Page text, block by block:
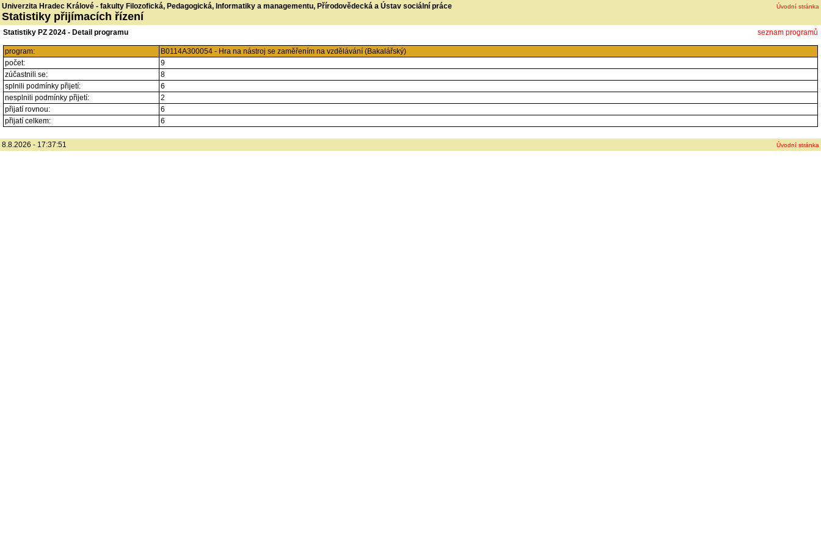
Univerzita Hradec Králové - fakulty Filozofická, Pedagogická, Informatiky a managementu, Přírodovědecká a Ústav sociální práce
Statistiky přijímacích řízení
Úvodní stránka
seznam programů
Statistiky PZ 2024 - Detail programu
program:
B0114A300054 - Hra na nástroj se zaměřením na vzdělávání (Bakalářský)
počet:
9
zúčastnili se:
8
splnili podmínky přijetí:
6
nesplnili podmínky přijetí:
2
přijatí rovnou:
6
přijatí celkem:
6
8.8.2026 - 17:37:51 Úvodní stránka